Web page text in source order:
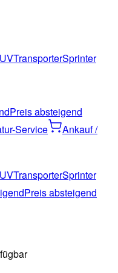
TransporterSprinter
Preis absteigend
Service
Ankauf /
TransporterSprinter
Preis absteigend